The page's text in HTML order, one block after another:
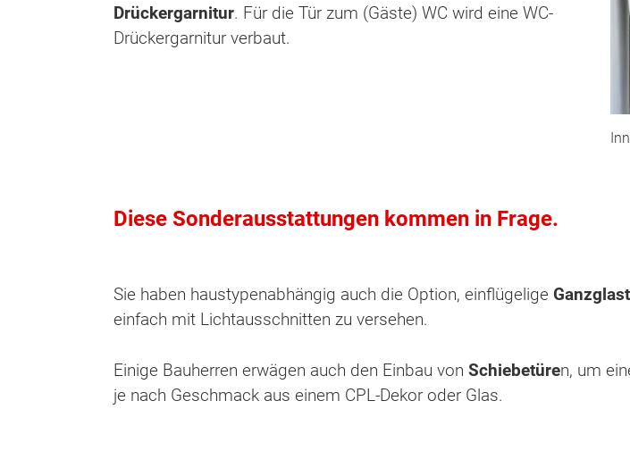
Drückergarnitur. Für die Tür zum (Gäste) WC wird eine WC-
Drückergarnitur verbaut.
Diese Sonderausstattungen kommen in Frage.
Sie haben haustypenabhängig auch die Option, einflügelige
einfach mit Lichtausschnitten zu versehen.
Einige Bauherren erwägen auch den Einbau von Schiebetüren, um
je nach Geschmack aus einem CPL-Dekor oder Glas.